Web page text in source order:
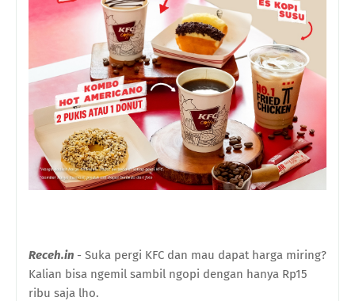
Receh.in - Suka pergi KFC dan mau dapat harga miring?
Kalian bisa ngemil sambil ngopi dengan hanya Rp15
ribu saja lho.